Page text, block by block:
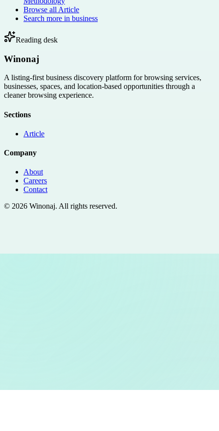
Browse all Article
Search more in business
Reading desk
Winonaj
A listing-first business discovery platform for browsing services,
businesses, spaces, and location-based opportunities through a
cleaner browsing experience.
Sections
Article
Company
About
Careers
Contact
© 2026 Winonaj. All rights reserved.